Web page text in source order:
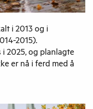
i 2013 og i
2015).
2025, og planlagte
er nå i ferd med å